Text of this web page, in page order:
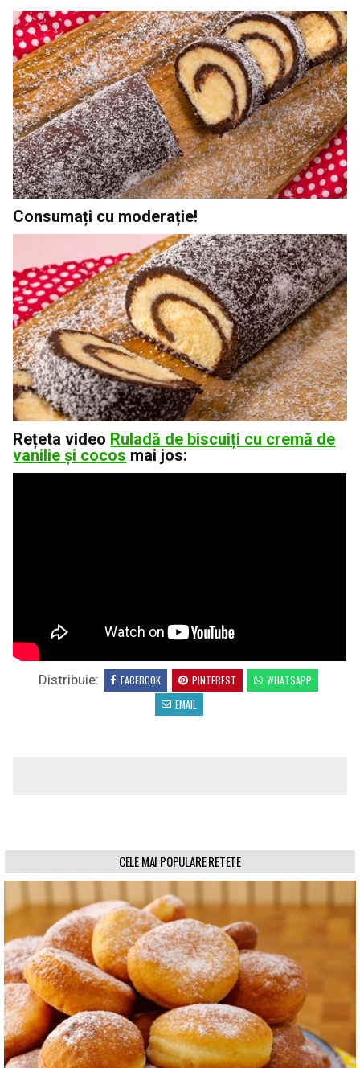
Consumați cu moderație!
Rețeta video Ruladă de biscuiți cu cremă de
vanilie și cocos mai jos:
Distribuie: FACEBOOK PINTEREST
WHATSAPP
EMAIL
CELE MAI POPULARE RETETE